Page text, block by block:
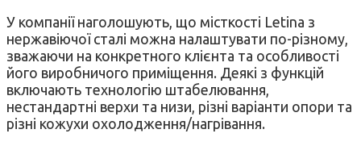
У компанії наголошують, що місткості Letina з
нержавіючої сталі можна налаштувати по-різному,
зважаючи на конкретного клієнта та особливості
його виробничого приміщення. Деякі з функцій
включають технологію штабелювання,
нестандартні верхи та низи, різні варіанти опори та
різні кожухи охолодження/нагрівання.